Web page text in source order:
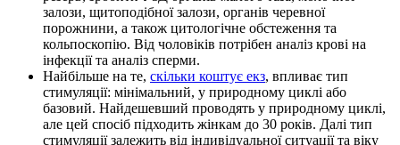
залози, щитоподібної залози, органів черевної
порожнини, а також цитологічне обстеження та
кольпоскопію. Від чоловіків потрібен аналіз крові на
інфекції та аналіз сперми.
Найбільше на те, скільки коштує екз, впливає тип
стимуляції: мінімальний, у природному циклі або
базовий. Найдешевший проводять у природному циклі,
але цей спосіб підходить жінкам до 30 років. Далі тип
стимуляції залежить від індивідуальної ситуації та віку